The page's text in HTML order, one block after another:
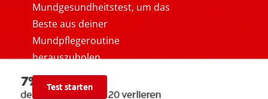
Mundgesundheitstest, um das
Beste aus deiner
Mundpflegeroutine
herauszuholen.
Test starten